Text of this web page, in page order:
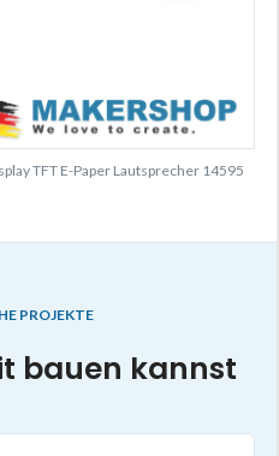
TFT E-Paper Lautsprecher 14595
PROJEKTE
bauen kannst